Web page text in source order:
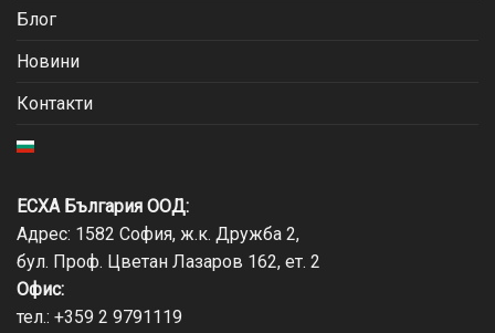
Блог
Новини
Контакти
ЕСХА България ООД:
Адрес: 1582 София, ж.к. Дружба 2,
бул. Проф. Цветан Лазаров 162, ет. 2
Офис:
тел.: +359 2 9791119